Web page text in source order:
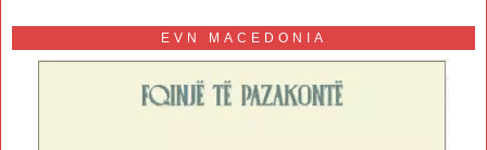
EVN MACEDONIA